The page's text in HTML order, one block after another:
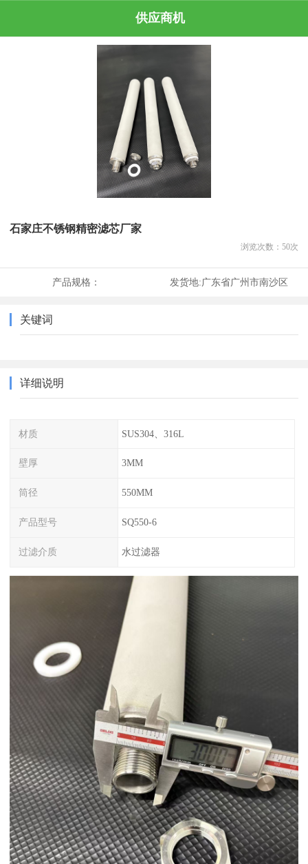
供应商机
石家庄不锈钢精密滤芯厂家
浏览次数： 50次
产品规格： 发货地:广东省广州市南沙区
关键词
详细说明
材质 SUS304、316L
壁厚 3MM
筒径 550MM
产品型号 SQ550-6
过滤介质 水过滤器